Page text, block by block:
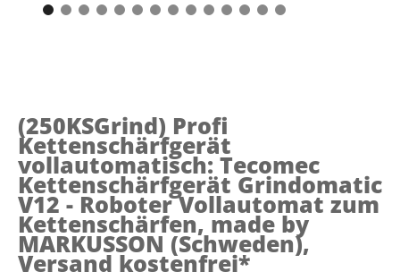
(250KSGrind) Profi
Kettenschärfgerät
vollautomatisch: Tecomec
Kettenschärfgerät Grindomatic
V12 - Roboter Vollautomat zum
Kettenschärfen, made by
MARKUSSON (Schweden),
Versand kostenfrei*